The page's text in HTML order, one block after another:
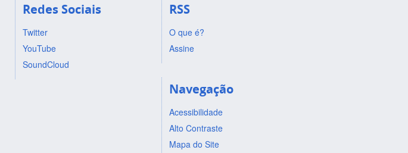
Redes Sociais
Twitter
YouTube
SoundCloud
RSS
O que é?
Assine
Navegação
Acessibilidade
Alto Contraste
Mapa do Site